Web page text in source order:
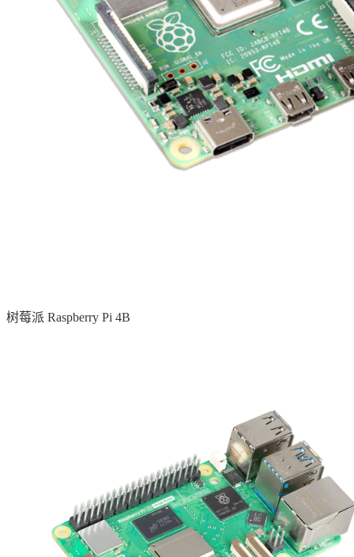
树莓派 Raspberry Pi 4B